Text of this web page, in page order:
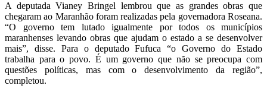
A deputada Vianey Bringel lembrou que as grandes obras que
chegaram ao Maranhão foram realizadas pela governadora Roseana.
“O governo tem lutado igualmente por todos os municípios
maranhenses levando obras que ajudam o estado a se desenvolver
mais”, disse. Para o deputado Fufuca “o Governo do Estado
trabalha para o povo. É um governo que não se preocupa com
questões políticas, mas com o desenvolvimento da região”,
completou.